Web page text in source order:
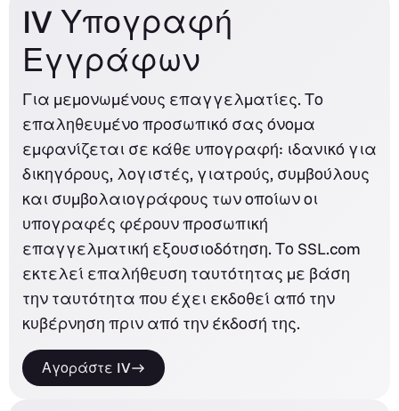
IV Υπογραφή
Εγγράφων
Για μεμονωμένους επαγγελματίες. Το
επαληθευμένο προσωπικό σας όνομα
εμφανίζεται σε κάθε υπογραφή: ιδανικό για
δικηγόρους, λογιστές, γιατρούς, συμβούλους
και συμβολαιογράφους των οποίων οι
υπογραφές φέρουν προσωπική
επαγγελματική εξουσιοδότηση. Το SSL.com
εκτελεί επαλήθευση ταυτότητας με βάση
την ταυτότητα που έχει εκδοθεί από την
κυβέρνηση πριν από την έκδοσή της.
Αγοράστε IV